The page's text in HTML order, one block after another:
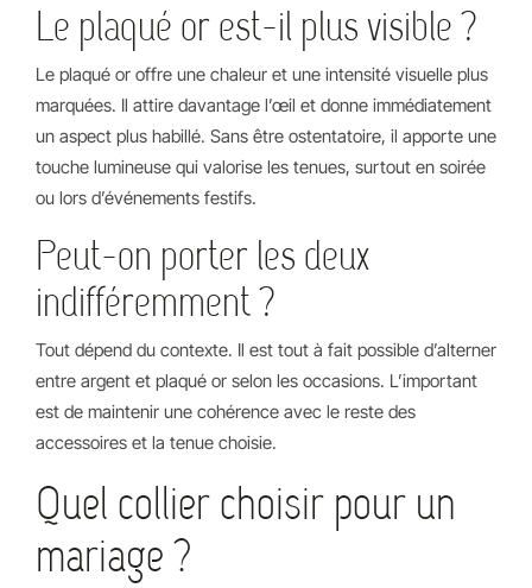
Le plaqué or est-il plus visible ?
Le plaqué or offre une chaleur et une intensité visuelle plus
marquées. Il attire davantage l’œil et donne immédiatement
un aspect plus habillé. Sans être ostentatoire, il apporte une
touche lumineuse qui valorise les tenues, surtout en soirée
ou lors d’événements festifs.
Peut-on porter les deux
indifféremment ?
Tout dépend du contexte. Il est tout à fait possible d’alterner
entre argent et plaqué or selon les occasions. L’important
est de maintenir une cohérence avec le reste des
accessoires et la tenue choisie.
Quel collier choisir pour un
mariage ?